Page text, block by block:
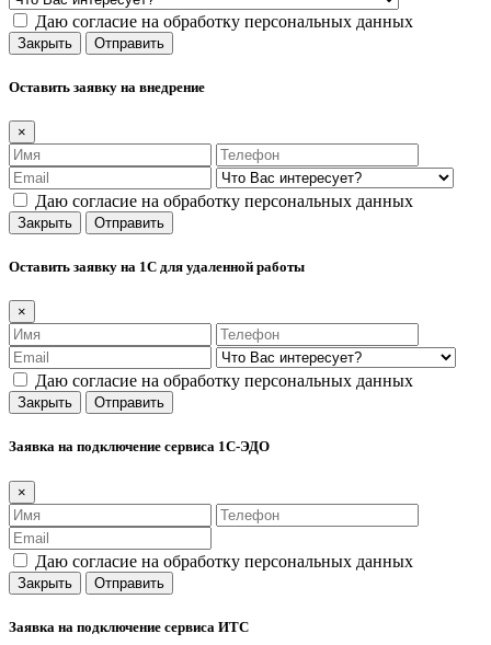
Даю согласие на обработку персональных данных
Закрыть Отправить
Оставить заявку на внедрение
×
Даю согласие на обработку персональных данных
Закрыть Отправить
Оставить заявку на 1С для удаленной работы
×
Даю согласие на обработку персональных данных
Закрыть Отправить
Заявка на подключение сервиса 1С-ЭДО
×
Даю согласие на обработку персональных данных
Закрыть Отправить
Заявка на подключение сервиса ИТС